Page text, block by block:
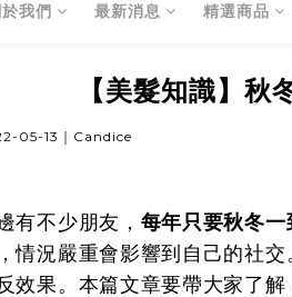
我們 最新消息 精選商品
【美髮知識】秋
05-13｜Candice
有不少朋友， 每年只要秋冬
情況嚴重會影響到自己的社
效果。本篇文章要帶大家了